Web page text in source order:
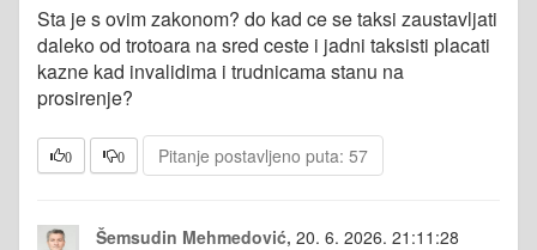
Sta je s ovim zakonom? do kad ce se taksi zaustavljati
daleko od trotoara na sred ceste i jadni taksisti placati
kazne kad invalidima i trudnicama stanu na
prosirenje?
0 0 Pitanje postavljeno puta: 57
Šemsudin Mehmedović, 20. 6. 2026. 21:11:28